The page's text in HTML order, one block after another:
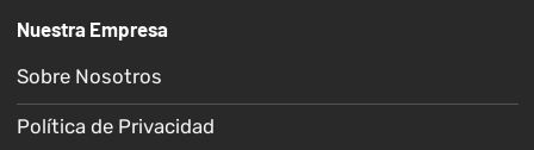
Nuestra Empresa
Sobre Nosotros
Política de Privacidad